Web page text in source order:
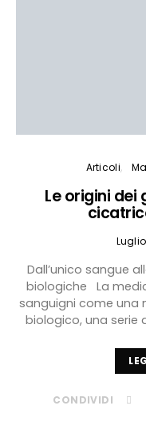
Articoli
Le origini dei
Dall’unico sangue
biologiche La
sanguigni come
biologico, una serie
CONDIVIDI